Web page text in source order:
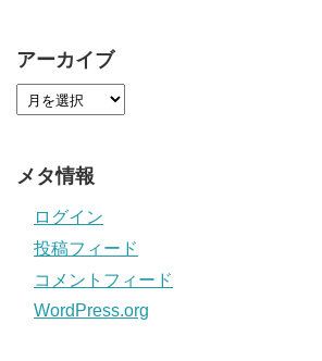
アーカイブ
メタ情報
ログイン
投稿フィード
コメントフィード
WordPress.org